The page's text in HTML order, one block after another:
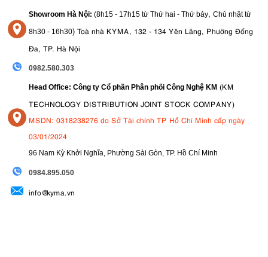
Showroom Hà Nội: (8h15 - 17h15 từ Thứ hai - Thứ bảy, Chủ nhật từ
8h30 - 16h30) Toà nhà KYMA, 132 - 134 Yên Lãng, Phường Đống
Đa, TP. Hà Nội
0982.580.303
Head Office: Công ty Cổ phần Phân phối Công Nghệ KM (KM
TECHNOLOGY DISTRIBUTION JOINT STOCK COMPANY)
MSDN: 0318238276 do Sở Tài chính TP Hồ Chí Minh cấp ngày
03/01/2024
96 Nam Kỳ Khởi Nghĩa, Phường Sài Gòn, TP. Hồ Chí Minh
0984.895.050
info@kyma.vn